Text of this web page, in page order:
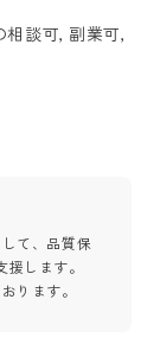
談可, 副業可,
て、品質保
します。
ります。